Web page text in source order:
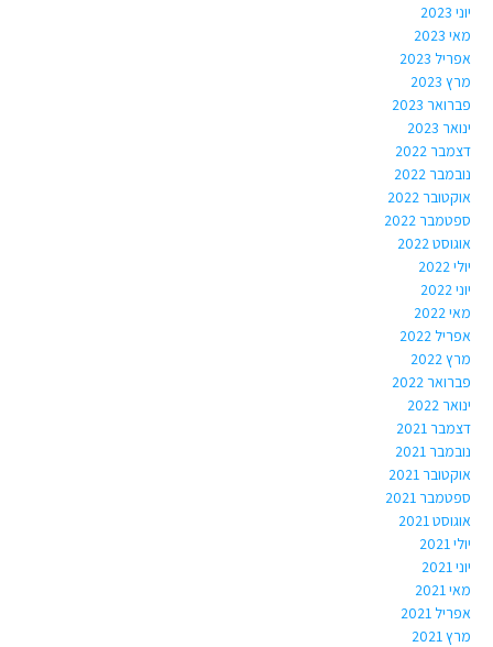
יוני 2023
מאי 2023
אפריל 2023
מרץ 2023
פברואר 2023
ינואר 2023
דצמבר 2022
נובמבר 2022
אוקטובר 2022
ספטמבר 2022
אוגוסט 2022
יולי 2022
יוני 2022
מאי 2022
אפריל 2022
מרץ 2022
פברואר 2022
ינואר 2022
דצמבר 2021
נובמבר 2021
אוקטובר 2021
ספטמבר 2021
אוגוסט 2021
יולי 2021
יוני 2021
מאי 2021
אפריל 2021
מרץ 2021